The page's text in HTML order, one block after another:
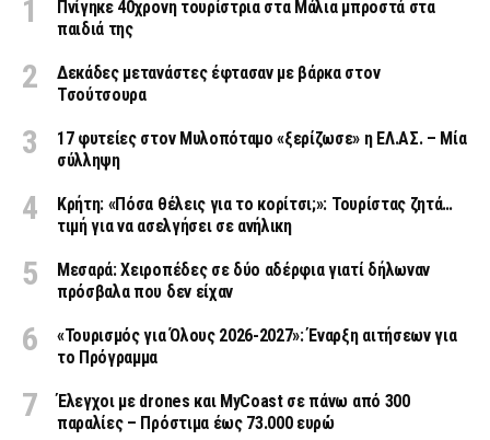
Πνίγηκε 40χρονη τουρίστρια στα Μάλια μπροστά στα
παιδιά της
Δεκάδες μετανάστες έφτασαν με βάρκα στον
Τσούτσουρα
17 φυτείες στον Μυλοπόταμο «ξερίζωσε» η ΕΛ.ΑΣ. – Μία
σύλληψη
Κρήτη: «Πόσα θέλεις για το κορίτσι;»: Τουρίστας ζητά…
τιμή για να ασελγήσει σε ανήλικη
Μεσαρά: Χειροπέδες σε δύο αδέρφια γιατί δήλωναν
πρόσβαλα που δεν είχαν
«Τουρισμός για Όλους 2026-2027»: Έναρξη αιτήσεων για
το Πρόγραμμα
Έλεγχοι με drones και MyCoast σε πάνω από 300
παραλίες – Πρόστιμα έως 73.000 ευρώ